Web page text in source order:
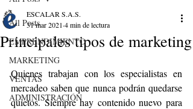
All Posts
EMPRENDIMIENTO
MARKETING
VENTAS
ADMINISTRACIÓN
Principales tipos de marketing
ESCALAR S.A.S.
31 mar 2021 4 min de lectura
Quienes trabajan con los especialistas en
mercadeo saben que nunca podrán quedarse
quietos. Siempre hay contenido nuevo para